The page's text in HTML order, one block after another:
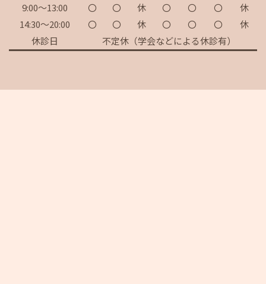
9:00～13:00
〇 〇 休 〇 〇 〇
休
14:30～20:00
〇 〇 休 〇 〇 〇
休
休診日
不定休（学会などによる休診有）